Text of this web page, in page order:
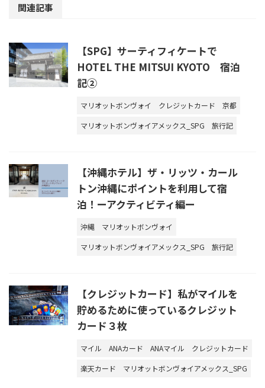
関連記事
【SPG】サーティフィケートで
HOTEL THE MITSUI KYOTO 宿泊
記②
マリオットボンヴォイ クレジットカード
京都
マリオットボンヴォイアメックス_SPG
旅行記
【沖縄ホテル】ザ・リッツ・カール
トン沖縄にポイントを利用して宿
泊！ーアクティビティ編ー
沖縄
マリオットボンヴォイ
マリオットボンヴォイアメックス_SPG
旅行記
【クレジットカード】私がマイルを
貯めるために使っているクレジット
カード３枚
マイル ANAカード ANAマイル
クレジットカード
楽天カード
マリオットボンヴォイアメックス_SPG